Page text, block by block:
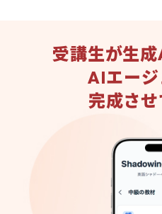
受講生が生
AIエージ
完成さ